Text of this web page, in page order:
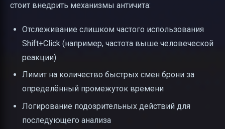
стоит внедрить механизмы античита:
Отслеживание слишком частого использования
Shift+Click (например, частота выше человеческой
реакции)
Лимит на количество быстрых смен брони за
определённый промежуток времени
Логирование подозрительных действий для
последующего анализа